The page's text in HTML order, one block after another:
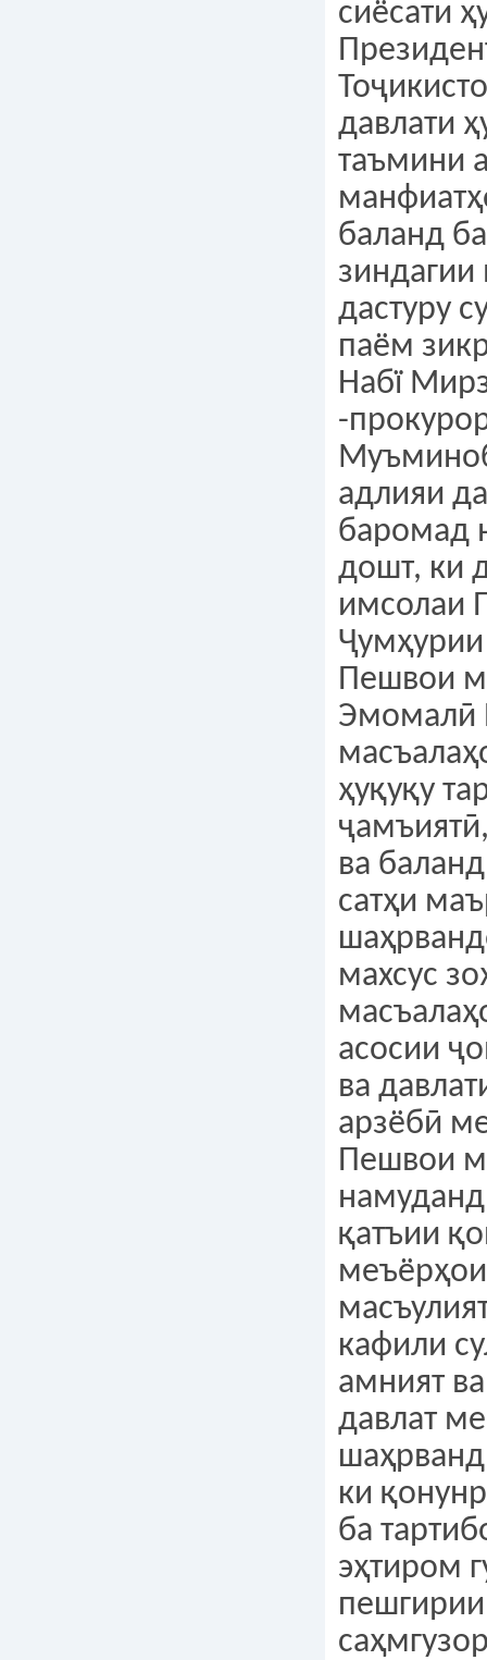
сиёсати
давлати
таъмини
баланд
дастуру
паём
Набї
-
адлияи
баромад
дошт, ки
имсолаи
Пешвои
Эмомалӣ
ҳуқуқу
ва
сатҳи
махсус
асосии
ва
арзёбӣ
Пешвои
қатъии
кафили
амният
давлат
ки
ба
эҳтиром